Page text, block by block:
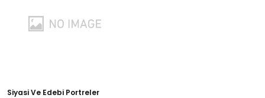
Siyasi Ve Edebi Portreler